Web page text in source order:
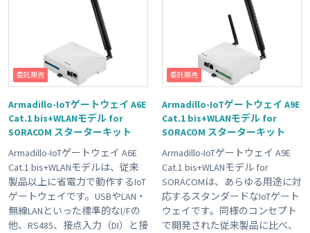
委託販売
Armadillo-IoTゲートウェイ A6E
Cat.1 bis+WLANモデル for
SORACOM スターターキット
Armadillo-IoTゲートウェイ A6E
Cat.1 bis+WLANモデルは、従来
製品以上に省電力で動作するIoT
ゲートウェイです。USBやLAN・
無線LANといった標準的なI/Fの
他、RS485、接点入力（DI）と接
委託販売
Armadillo-IoTゲートウェイ A9E
Cat.1 bis+WLANモデル for
SORACOM スターターキット
Armadillo-IoTゲートウェイ A9E
Cat.1 bis+WLANモデル for
SORACOMは、あらゆる用途に対
応するスタンダードなIoTゲート
ウェイです。同様のコンセプト
で開発された従来製品に比べ、